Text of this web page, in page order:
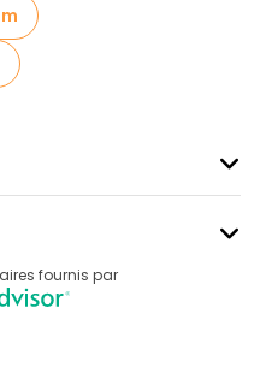
fournis par